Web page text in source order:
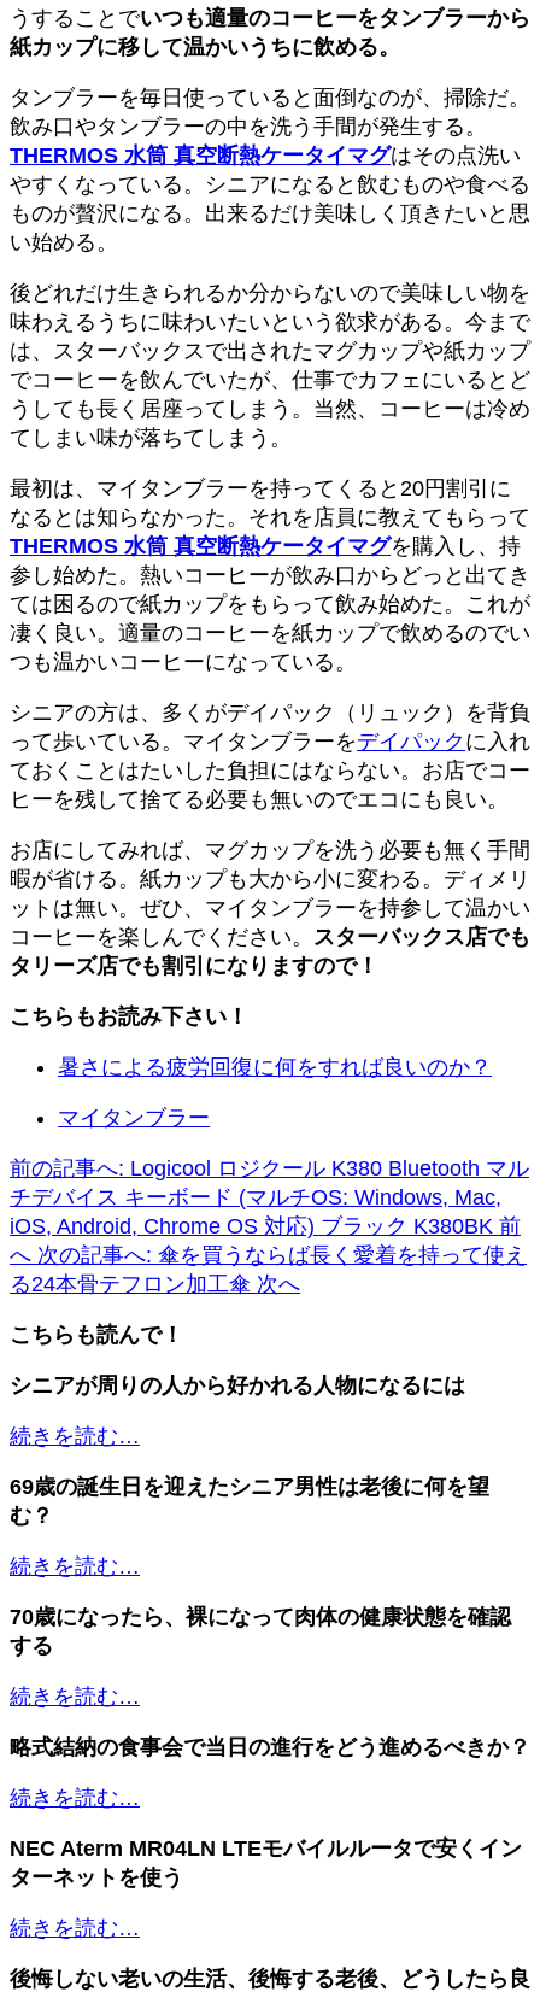
うすることでいつも適量のコーヒーをタンブラーから
紙カップに移して温かいうちに飲める。
タンブラーを毎日使っていると面倒なのが、掃除だ。
飲み口やタンブラーの中を洗う手間が発生する。
THERMOS 水筒 真空断熱ケータイマグはその点洗い
やすくなっている。シニアになると飲むものや食べる
ものが贅沢になる。出来るだけ美味しく頂きたいと思
い始める。
後どれだけ生きられるか分からないので美味しい物を
味わえるうちに味わいたいという欲求がある。今まで
は、スターバックスで出されたマグカップや紙カップ
でコーヒーを飲んでいたが、仕事でカフェにいるとど
うしても長く居座ってしまう。当然、コーヒーは冷め
てしまい味が落ちてしまう。
最初は、マイタンブラーを持ってくると20円割引に
なるとは知らなかった。それを店員に教えてもらって
THERMOS 水筒 真空断熱ケータイマグを購入し、持
参し始めた。熱いコーヒーが飲み口からどっと出てき
ては困るので紙カップをもらって飲み始めた。これが
凄く良い。適量のコーヒーを紙カップで飲めるのでい
つも温かいコーヒーになっている。
シニアの方は、多くがデイパック（リュック）を背負
って歩いている。マイタンブラーをデイパック に入れ
ておくことはたいした負担にはならない。お店でコー
ヒーを残して捨てる必要も無いのでエコにも良い。
お店にしてみれば、マグカップを洗う必要も無く手間
暇が省ける。紙カップも大から小に変わる。ディメリ
ットは無い。ぜひ、マイタンブラーを持参して温かい
コーヒーを楽しんでください。 スターバックス店でも
タリーズ店でも割引になりますので！
こちらもお読み下さい！
暑さによる疲労回復に何をすれば良いのか？
マイタンブラー
前の記事へ: Logicool ロジクール K380 Bluetooth マル
チデバイス キーボード (マルチOS: Windows, Mac,
iOS, Android, Chrome OS 対応) ブラック K380BK 前
へ 次の記事へ: 傘を買うならば長く愛着を持って使え
る24本骨テフロン加工傘 次へ
こちらも読んで！
シニアが周りの人から好かれる人物になるには
続きを読む…
69歳の誕生日を迎えたシニア男性は老後に何を望
む？
続きを読む…
70歳になったら、裸になって肉体の健康状態を確認
する
続きを読む…
略式結納の食事会で当日の進行をどう進めるべきか？
続きを読む…
NEC Aterm MR04LN LTEモバイルルータで安くイン
ターネットを使う
続きを読む…
後悔しない老いの生活、後悔する老後、どうしたら良